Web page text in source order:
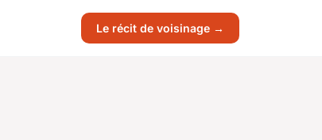
Le récit de voisinage →